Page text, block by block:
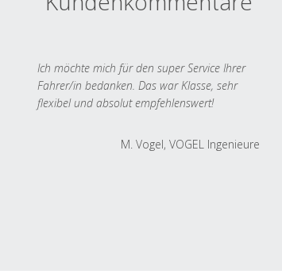
Ich möchte mich für den super Service Ihrer
Fahrer/in bedanken. Das war Klasse, sehr
flexibel und absolut empfehlenswert!
M. Vogel, VOGEL Ingenieure